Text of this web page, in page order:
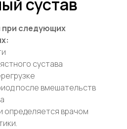
сустав
при следующих
сустава
после вмешательств
врачом